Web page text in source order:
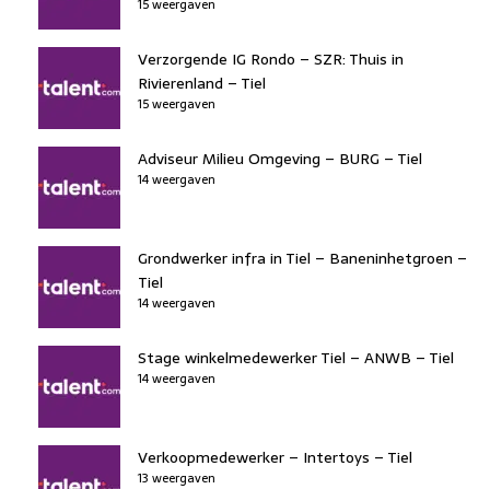
Verzorgende IG Rondo – SZR: Thuis in
Rivierenland – Tiel
15 weergaven
Adviseur Milieu Omgeving – BURG – Tiel
14 weergaven
Grondwerker infra in Tiel – Baneninhetgroen –
Tiel
14 weergaven
Stage winkelmedewerker Tiel – ANWB – Tiel
14 weergaven
Verkoopmedewerker – Intertoys – Tiel
13 weergaven